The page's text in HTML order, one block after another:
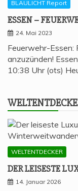
BLAULICHT Report
ESSEN –
24. Mai 2023
Feuerwehr-Essen:
anzuzünden!
10:38 Uhr (ots)
WELTENTDECKER
DER LEI­SES­TE
14. Januar 2026